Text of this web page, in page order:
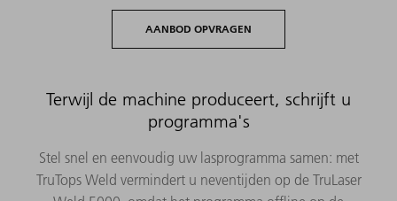
AANBOD OPVRAGEN
Terwijl de machine produceert, schrijft u
programma's
Stel snel en eenvoudig uw lasprogramma samen: met
TruTops Weld vermindert u neventijden op de TruLaser